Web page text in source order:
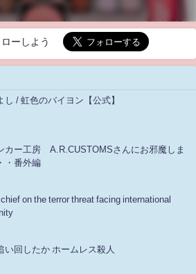
ーしよう
し / 虹色のバイヨン【公式】
カー工房 A.R.CUSTOMSさんにお邪魔しま
・番外編
chief on the terror threat facing international
い回したか ホームレス殺人